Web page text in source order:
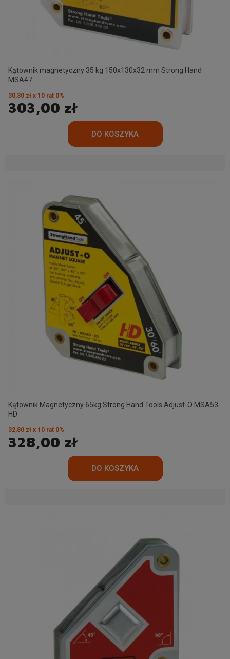
Kątownik magnetyczny 35 kg 150x130x32 mm Strong Hand
MSA47
303,00 zł
30,30 zł x 10 rat 0%
Kątownik Magnetyczny 65kg Strong Hand Tools Adjust-O MSA53-
HD
328,00 zł
32,80 zł x 10 rat 0%